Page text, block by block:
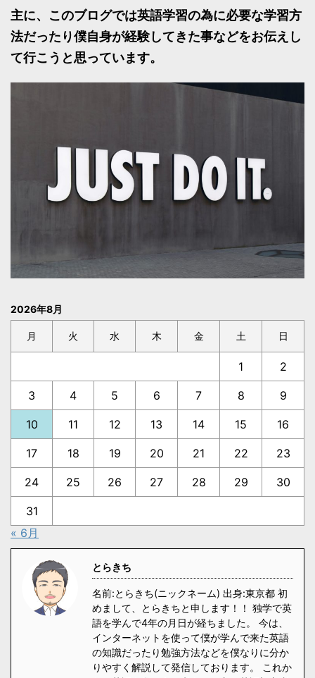
主に、このブログでは英語学習の為に必要な学習方
法だったり僕自身が経験してきた事などをお伝えし
て行こうと思っています。
2026年8月
月 火 水 木 金 土 日
1 2
3 4 5 6 7 8 9
10 11 12 13 14 15 16
17 18 19 20 21 22 23
24 25 26 27 28 29 30
31
« 6月
とらきち
名前:とらきち(ニックネーム) 出身:東京都 初
めまして、とらきちと申します！！ 独学で英
語を学んで4年の月日が経ちました。 今は、
インターネットを使って僕が学んで来た英語
の知識だったり勉強方法などを僕なりに分か
りやすく解説して発信しております。 これか